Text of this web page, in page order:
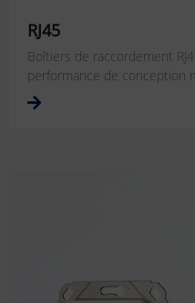
RJ45
Boîtiers de raccordement
performance de conception